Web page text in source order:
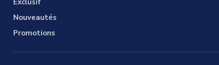
Exclusif
Nouveautés
Promotions